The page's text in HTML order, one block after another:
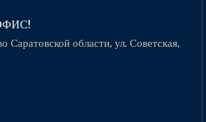
Саратовской области, ул. Советская,